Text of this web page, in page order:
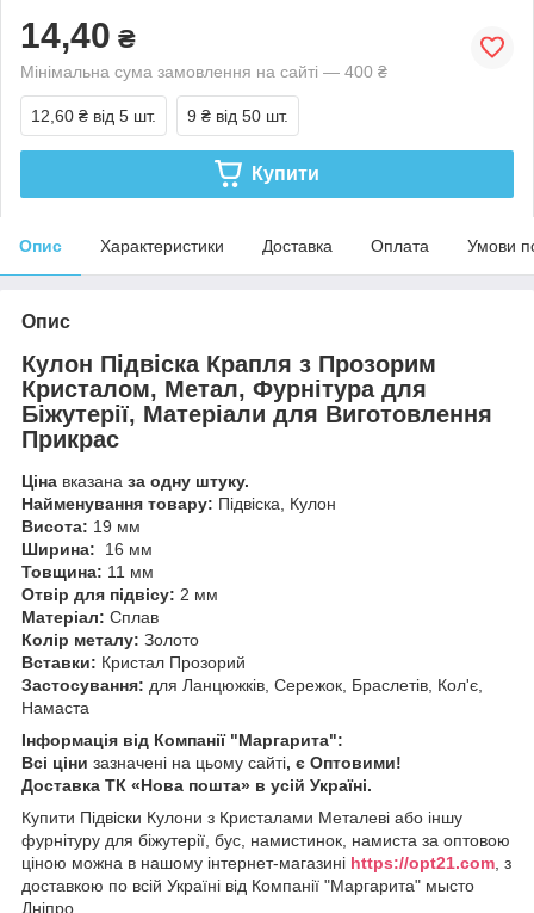
14,40 ₴
Мінімальна сума замовлення на сайті — 400 ₴
12,60 ₴ від 5 шт. 9 ₴ від 50 шт.
Купити
Опис Характеристики Доставка Оплата Умови
Опис
Кулон Підвіска Крапля з Прозорим
Кристалом, Метал, Фурнітура для
Біжутерії, Матеріали для Виготовлення
Прикрас
Ціна вказана за одну штуку.
Найменування товару: Підвіска, Кулон
Висота: 19 мм
Ширина:
16 мм
Товщина: 11 мм
Отвір для підвісу: 2 мм
Матеріал: Сплав
Колір металу: Золото
Вставки: Кристал Прозорий
Застосування: для Ланцюжків, Сережок, Браслетів, Кол'є,
Намаста
Інформація від Компанії "Маргарита":
Всі ціни зазначені на цьому сайті, є Оптовими!
Доставка ТК «Нова пошта» в усій Україні.
Купити Підвіски Кулони з Кристалами Металеві або іншу
фурнітуру для біжутерії, бус, намистинок, намиста за оптовою
ціною можна в нашому інтернет-магазині https://opt21.com, з
доставкою по всій Україні від Компанії "Маргарита" мысто
Дніпро.